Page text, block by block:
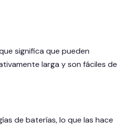
significa que pueden
larga y son fáciles de
de baterías, lo que las hace